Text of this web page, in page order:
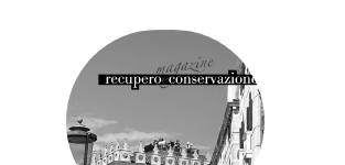
Contacts
Login